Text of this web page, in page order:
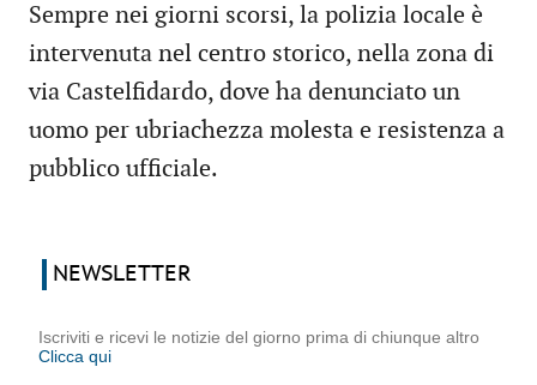
Sempre nei giorni scorsi, la polizia locale è
intervenuta nel centro storico, nella zona di
via Castelfidardo, dove ha denunciato un
uomo per ubriachezza molesta e resistenza a
pubblico ufficiale.
NEWSLETTER
Iscriviti e ricevi le notizie del giorno prima di chiunque altro
Clicca qui